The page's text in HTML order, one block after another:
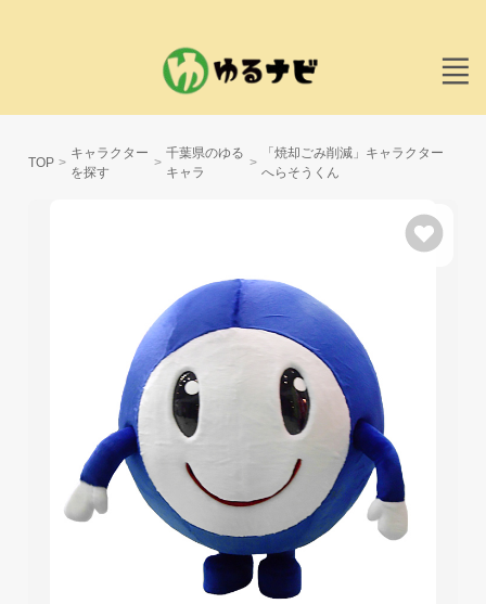
TOP
キャラクター
を探す
千葉県のゆる
キャラ
「焼却ごみ削減」キャラクター
へらそうくん